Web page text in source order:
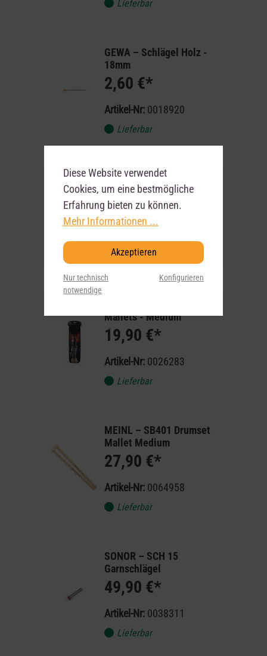
Lieferbar
GEWA – Schlägel Holz -
18mm
2,60 €*
Artikel-Nr: 0018920
Lieferbar
MEINL – Mallet - Small
Tip/Small Stick
8,90 €*
Lieferbar
Mallets - Medium
19,90 €*
Artikel-Nr: 0026283
Lieferbar
MEINL – SB401 Drumset
Mallet Medium
27,90 €*
Artikel-Nr: 0064958
Lieferbar
SONOR – SCH 15
Garnschlägel
49,90 €*
Artikel-Nr: 0038311
Lieferbar
Diese Website verwendet
Cookies, um eine bestmögliche
Erfahrung bieten zu können.
Mehr Informationen ...
Akzeptieren
Nur technisch
notwendige
Konfigurieren